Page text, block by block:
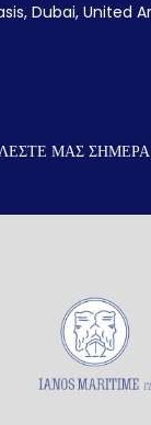
Dubai, United
ΜΑΣ ΣΗΜΕΡΑ